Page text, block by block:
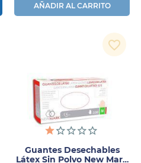
AÑADIR AL CARRITO
Guantes Desechables
Látex Sin Polvo New Mark
favorite_border